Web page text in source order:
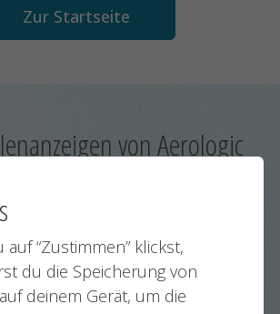
Zur Startseite
von Aerologic
Einsatzplaner / Disponent (m/f/x)
31.07.2026
auf “Zustimmen” klickst,
du die Speicherung von
deinem Gerät, um die